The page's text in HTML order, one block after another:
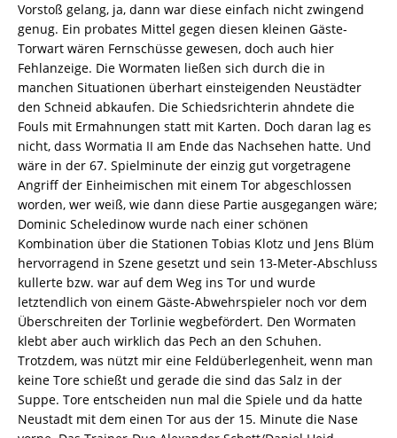
Vorstoß gelang, ja, dann war diese einfach nicht zwingend
genug. Ein probates Mittel gegen diesen kleinen Gäste-
Torwart wären Fernschüsse gewesen, doch auch hier
Fehlanzeige. Die Wormaten ließen sich durch die in
manchen Situationen überhart einsteigenden Neustädter
den Schneid abkaufen. Die Schiedsrichterin ahndete die
Fouls mit Ermahnungen statt mit Karten. Doch daran lag es
nicht, dass Wormatia II am Ende das Nachsehen hatte. Und
wäre in der 67. Spielminute der einzig gut vorgetragene
Angriff der Einheimischen mit einem Tor abgeschlossen
worden, wer weiß, wie dann diese Partie ausgegangen wäre;
Dominic Scheledinow wurde nach einer schönen
Kombination über die Stationen Tobias Klotz und Jens Blüm
hervorragend in Szene gesetzt und sein 13-Meter-Abschluss
kullerte bzw. war auf dem Weg ins Tor und wurde
letztendlich von einem Gäste-Abwehrspieler noch vor dem
Überschreiten der Torlinie wegbefördert. Den Wormaten
klebt aber auch wirklich das Pech an den Schuhen.
Trotzdem, was nützt mir eine Feldüberlegenheit, wenn man
keine Tore schießt und gerade die sind das Salz in der
Suppe. Tore entscheiden nun mal die Spiele und da hatte
Neustadt mit dem einen Tor aus der 15. Minute die Nase